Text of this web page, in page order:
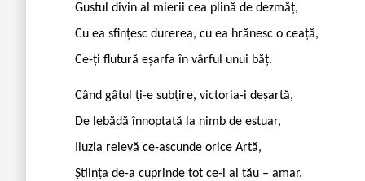
Gustul divin al mierii cea plină de dezmăț,
Cu ea sfințesc durerea, cu ea hrănesc o ceață,
Ce-ți flutură eșarfa în vârful unui băț.
Când gâtul ți-e subțire, victoria-i deșartă,
De lebădă înnoptată la nimb de estuar,
Iluzia relevă ce-ascunde orice Artă,
Știința de-a cuprinde tot ce-i al tău – amar.